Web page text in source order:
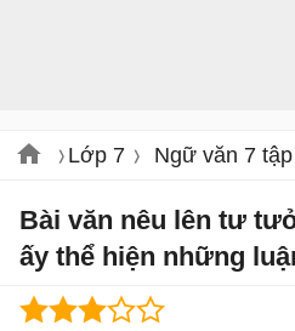
Lớp 7 Ngữ văn 7
Bài văn nêu lên tư
ấy thể hiện những